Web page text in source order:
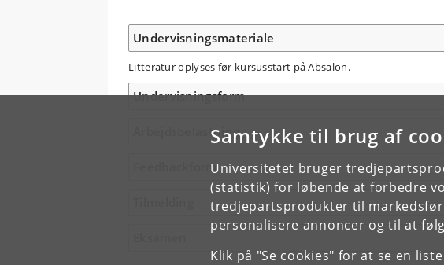
Samtykke til brug af
Universitetet bruger
(statistik) for løbende at forbedre
tredjepartsprodukter til
personalisere annoncer og til at
Klik på "Se cookies" for at se en
Undervisningsmateriale
Litteratur oplyses før kursusstart på Absalon.
Undervisningsform
Arbejdsbelastning
Feedbackform